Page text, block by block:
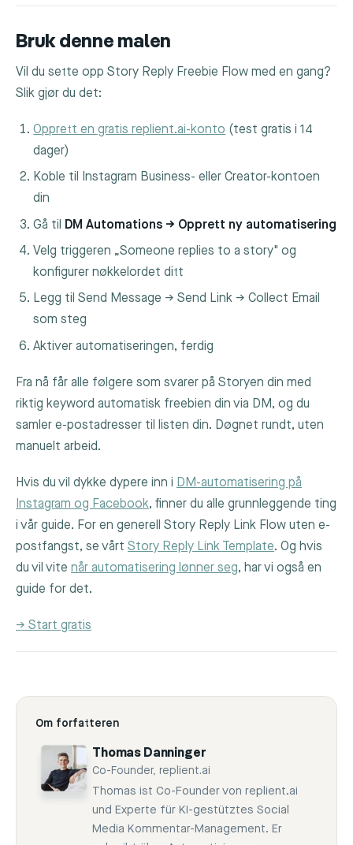
Bruk denne malen
Vil du sette opp Story Reply Freebie Flow med en gang?
Slik gjør du det:
Opprett en gratis replient.ai-konto (test gratis i 14
dager)
Koble til Instagram Business- eller Creator-kontoen
din
Gå til DM Automations → Opprett ny automatisering
Velg triggeren „Someone replies to a story" og
konfigurer nøkkelordet ditt
Legg til Send Message → Send Link → Collect Email
som steg
Aktiver automatiseringen, ferdig
Fra nå får alle følgere som svarer på Storyen din med
riktig keyword automatisk freebien din via DM, og du
samler e-postadresser til listen din. Døgnet rundt, uten
manuelt arbeid.
Hvis du vil dykke dypere inn i DM-automatisering på
Instagram og Facebook, finner du alle grunnleggende ting
i vår guide. For en generell Story Reply Link Flow uten e-
postfangst, se vårt Story Reply Link Template. Og hvis
du vil vite når automatisering lønner seg, har vi også en
guide for det.
→ Start gratis
Om forfatteren
Thomas Danninger
Co-Founder, replient.ai
Thomas ist Co-Founder von replient.ai
und Experte für KI-gestütztes Social
Media Kommentar-Management. Er